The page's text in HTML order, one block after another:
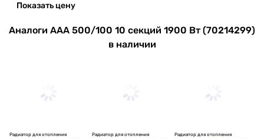
Показать цену
Аналоги AAA 500/100 10 секций 1900 Вт (70214299)
в наличии
Радиатор для отопления Радиатор для отопления Радиатор для отопления